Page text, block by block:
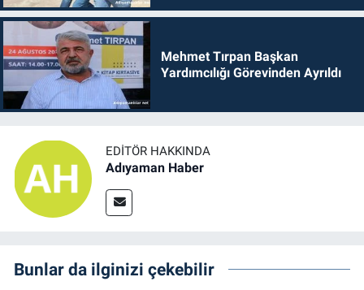
Mehmet Tırpan Başkan
Yardımcılığı Görevinden Ayrıldı
EDITÖR HAKKINDA
Adıyaman Haber
Bunlar da ilginizi çekebilir